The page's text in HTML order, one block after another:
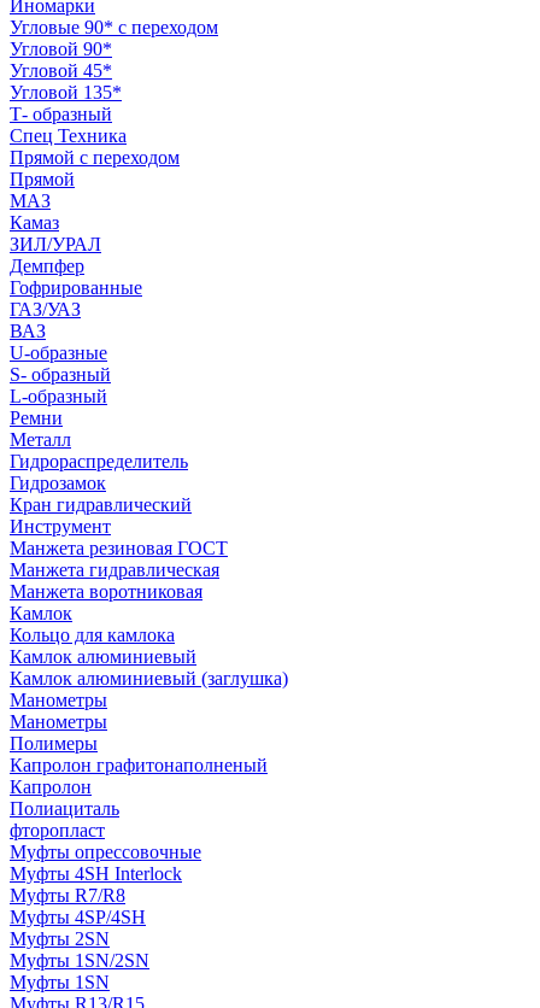
Иномарки
Угловые 90* с переходом
Угловой 90*
Угловой 45*
Угловой 135*
Т- образный
Спец Техника
Прямой с переходом
Прямой
МАЗ
Камаз
ЗИЛ/УРАЛ
Демпфер
Гофрированные
ГАЗ/УАЗ
ВАЗ
U-образные
S- образный
L-образный
Ремни
Металл
Гидрораспределитель
Гидрозамок
Кран гидравлический
Инструмент
Манжета резиновая ГОСТ
Манжета гидравлическая
Манжета воротниковая
Камлок
Кольцо для камлока
Камлок алюминиевый
Камлок алюминиевый (заглушка)
Манометры
Манометры
Полимеры
Капролон графитонаполненый
Капролон
Полиациталь
фторопласт
Муфты опрессовочные
Муфты 4SH Interlock
Муфты R7/R8
Муфты 4SP/4SH
Муфты 2SN
Муфты 1SN/2SN
Муфты 1SN
Муфты R13/R15